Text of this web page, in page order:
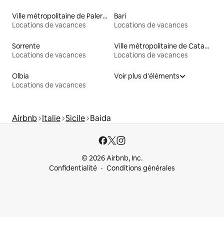
Ville métropolitaine de Palerme
Locations de vacances
Bari
Locations de vacances
Sorrente
Locations de vacances
Ville métropolitaine de Catane
Locations de vacances
Olbia
Locations de vacances
Voir plus d'éléments
Airbnb Italie Sicile Baida
© 2026 Airbnb, Inc.
Confidentialité
Conditions générales